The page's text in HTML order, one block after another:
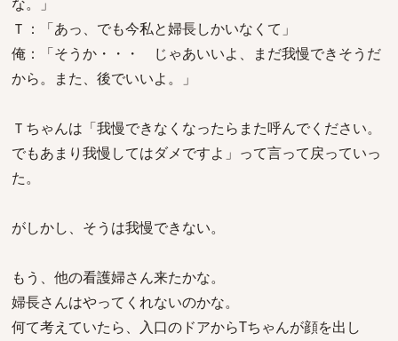
Ｔ：「あっ、でも今私と婦長しかいなくて」
俺：「そうか・・・ じゃあいいよ、まだ我慢できそうだ
から。また、後でいいよ。」
Ｔちゃんは「我慢できなくなったらまた呼んでください。
でもあまり我慢してはダメですよ」って言って戻っていっ
た。
がしかし、そうは我慢できない。
もう、他の看護婦さん来たかな。
婦長さんはやってくれないのかな。
何て考えていたら、入口のドアからTちゃんが顔を出し